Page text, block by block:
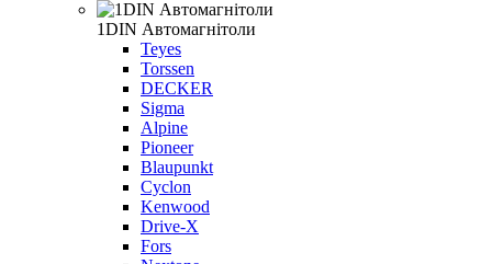
1DIN Автомагнітоли
Teyes
Torssen
DECKER
Sigma
Alpine
Pioneer
Blaupunkt
Cyclon
Kenwood
Drive-X
Fors